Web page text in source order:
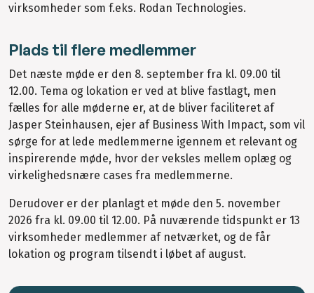
virksomheder som f.eks. Rodan Technologies.
Plads til flere medlemmer
Det næste møde er den 8. september fra kl. 09.00 til
12.00. Tema og lokation er ved at blive fastlagt, men
fælles for alle møderne er, at de bliver faciliteret af
Jasper Steinhausen, ejer af Business With Impact, som vil
sørge for at lede medlemmerne igennem et relevant og
inspirerende møde, hvor der veksles mellem oplæg og
virkelighedsnære cases fra medlemmerne.
Derudover er der planlagt et møde den 5. november
2026 fra kl. 09.00 til 12.00. På nuværende tidspunkt er 13
virksomheder medlemmer af netværket, og de får
lokation og program tilsendt i løbet af august.